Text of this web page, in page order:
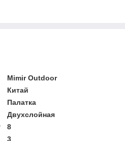
Mimir Outdoor
Китай
Палатка
Двухслойная
8
3